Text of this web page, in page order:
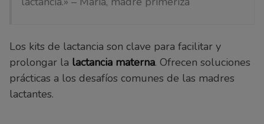
Los kits de lactancia son clave para facilitar y
prolongar la lactancia materna. Ofrecen soluciones
prácticas a los desafíos comunes de las madres
lactantes.